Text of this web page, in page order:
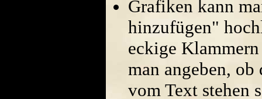
Grafiken kann
hinzufügen"
eckige
man angeben,
vom Text stehen